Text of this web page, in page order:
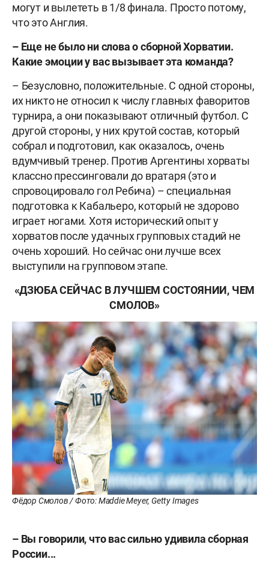
могут и вылететь в 1/8 финала. Просто потому,
что это Англия.
– Еще не было ни слова о сборной Хорватии.
Какие эмоции у вас вызывает эта команда?
– Безусловно, положительные. С одной стороны,
их никто не относил к числу главных фаворитов
турнира, а они показывают отличный футбол. С
другой стороны, у них крутой состав, который
собрал и подготовил, как оказалось, очень
вдумчивый тренер. Против Аргентины хорваты
классно прессинговали до вратаря (это и
спровоцировало гол Ребича) – специальная
подготовка к Кабальеро, который не здорово
играет ногами. Хотя исторический опыт у
хорватов после удачных групповых стадий не
очень хороший. Но сейчас они лучше всех
выступили на групповом этапе.
«ДЗЮБА СЕЙЧАС В ЛУЧШЕМ СОСТОЯНИИ, ЧЕМ
СМОЛОВ»
Фёдор Смолов / Фото: Maddie Meyer, Getty Images
– Вы говорили, что вас сильно удивила сборная
России...